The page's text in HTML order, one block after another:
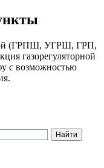
(ГРПШ, УГРШ, ГРП,
газорегуляторной
с возможностью